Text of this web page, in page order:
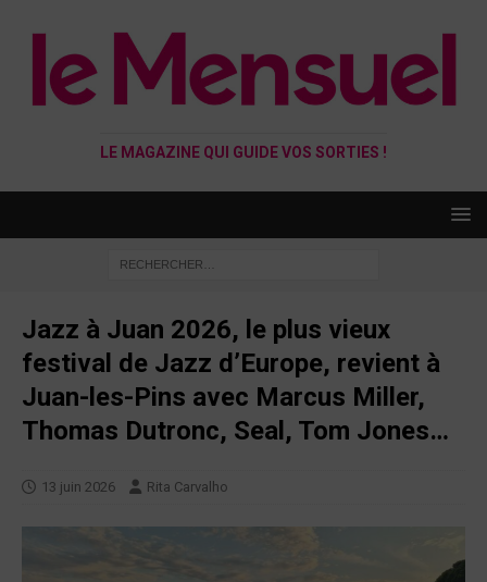
LE MAGAZINE QUI GUIDE VOS SORTIES !
Jazz à Juan 2026, le plus vieux
festival de Jazz d’Europe, revient à
Juan-les-Pins avec Marcus Miller,
Thomas Dutronc, Seal, Tom Jones…
13 juin 2026 Rita Carvalho